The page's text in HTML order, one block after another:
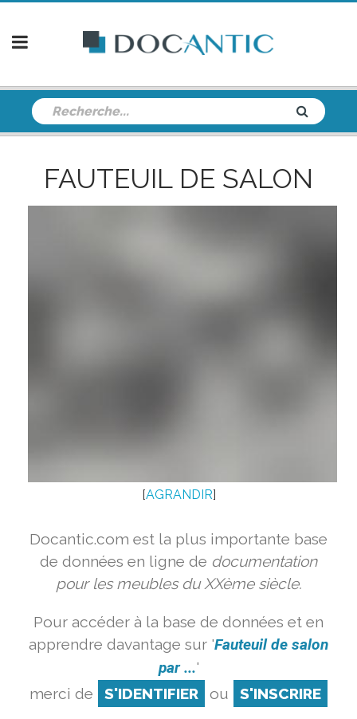
FAUTEUIL DE SALON
[AGRANDIR]
Docantic.com est la plus importante base
de données en ligne de documentation
pour les meubles du XXème siècle.
Pour accéder à la base de données et en
apprendre davantage sur 'Fauteuil de salon
par ...'
merci de
S'IDENTIFIER ou S'INSCRIRE